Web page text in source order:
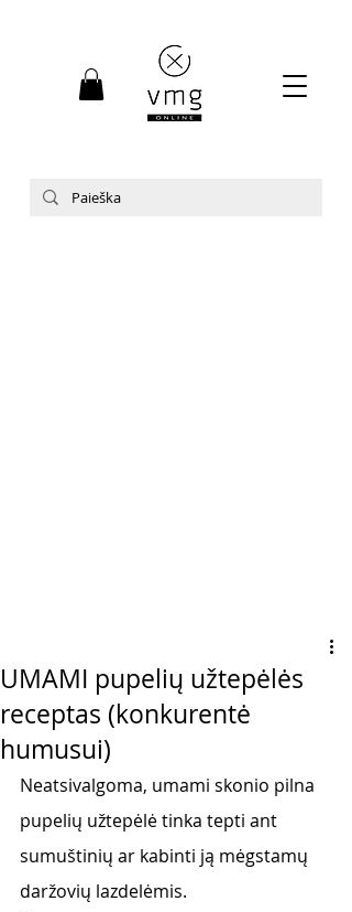
UMAMI pupelių užtepėlės
receptas (konkurentė
humusui)
Neatsivalgoma, umami skonio pilna
pupelių užtepėlė tinka tepti ant
sumuštinių ar kabinti ją mėgstamų
daržovių lazdelėmis.